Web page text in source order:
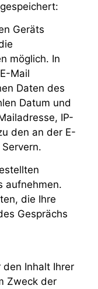
Geräts
möglich. In
Mail
Daten des
Datum und
IP-
den an der E-
aufnehmen.
die Ihre
Gesprächs
Inhalt Ihrer
Zweck der